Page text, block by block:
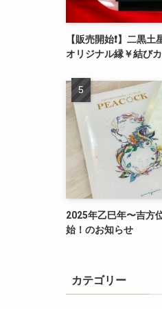
【販売開始❗️】二黒
オリジナル縁￥結び
2025年乙巳年〜吉方
始！のお知らせ
カテゴリー